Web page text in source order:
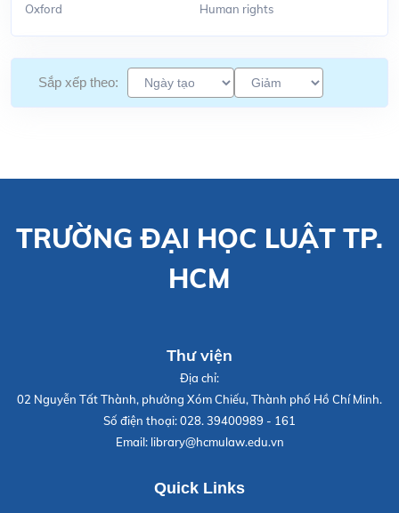
Oxford
Human rights
Sắp xếp theo:
TRƯỜNG ĐẠI HỌC LUẬT TP.
HCM
Thư viện
Địa chỉ:
02 Nguyễn Tất Thành, phường Xóm Chiếu, Thành phố Hồ Chí Minh.
Số điện thoại:028. 39400989 - 161
Email: library@hcmulaw.edu.vn
Quick Links